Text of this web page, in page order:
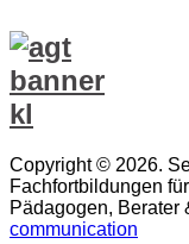
Copyright © 2026.
Fachfortbildungen
Pädagogen, Berater
communication